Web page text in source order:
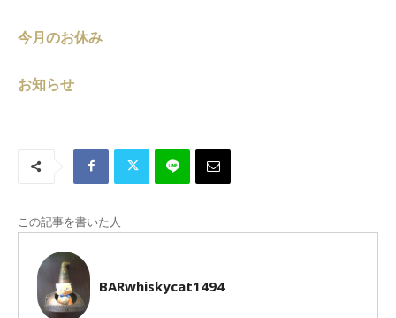
今月のお休み
お知らせ
この記事を書いた人
BARwhiskycat1494